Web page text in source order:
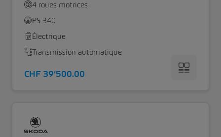
4 roues motrices
PS 340
Électrique
Transmission automatique
CHF 39’500.00